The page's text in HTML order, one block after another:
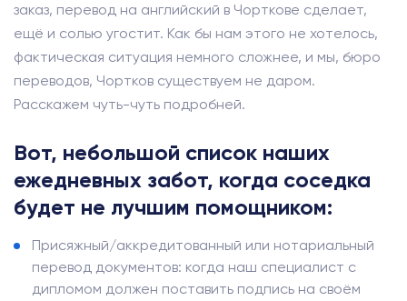
заказ, перевод на английский в Чорткове сделает,
ещё и солью угостит. Как бы нам этого не хотелось,
фактическая ситуация немного сложнее, и мы, бюро
переводов, Чортков существуем не даром.
Расскажем чуть-чуть подробней.
Вот, небольшой список наших
ежедневных забот, когда соседка
будет не лучшим помощником:
Присяжный/аккредитованный или нотариальный
перевод документов: когда наш специалист с
дипломом должен поставить подпись на своём